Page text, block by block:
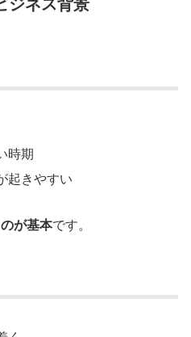
時期
起きやすい
が基本です。